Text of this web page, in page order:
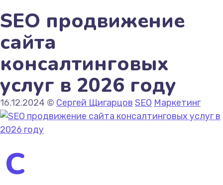
SEO продвижение
сайта
консалтинговых
услуг в 2026 году
16.12.2024 © Сергей Щигарцов SEO Маркетинг
С